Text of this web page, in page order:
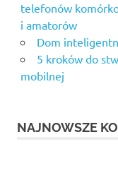
telefonów
i amatorów
Dom
5 kroków do
mobilnej
NAJNOWSZE